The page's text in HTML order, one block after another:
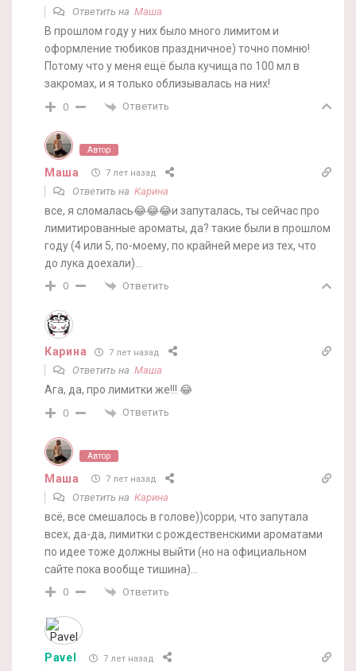
Ответить на Маша
В прошлом году у них было много лимитом и
оформление тюбиков праздничное) точно помню!
Потому что у меня ещё была кучища по 100 мл в
закромах, и я только облизывалась на них!
0 Ответить
Автор
Маша 7 лет назад
Ответить на Карина
все, я сломалась😂😂😂и запуталась, ты сейчас про
лимитированные ароматы, да? такие были в прошлом
году (4 или 5, по-моему, по крайней мере из тех, что
до лука доехали)…
0 Ответить
Карина 7 лет назад
Ответить на Маша
Ага, да, про лимитки же!!! 😂
0 Ответить
Автор
Маша 7 лет назад
Ответить на Карина
всё, все смешалось в голове))сорри, что запутала
всех, да-да, лимитки с рождественскими ароматами
по идее тоже должны выйти (но на официальном
сайте пока вообще тишина)…
0 Ответить
Pavel 7 лет назад